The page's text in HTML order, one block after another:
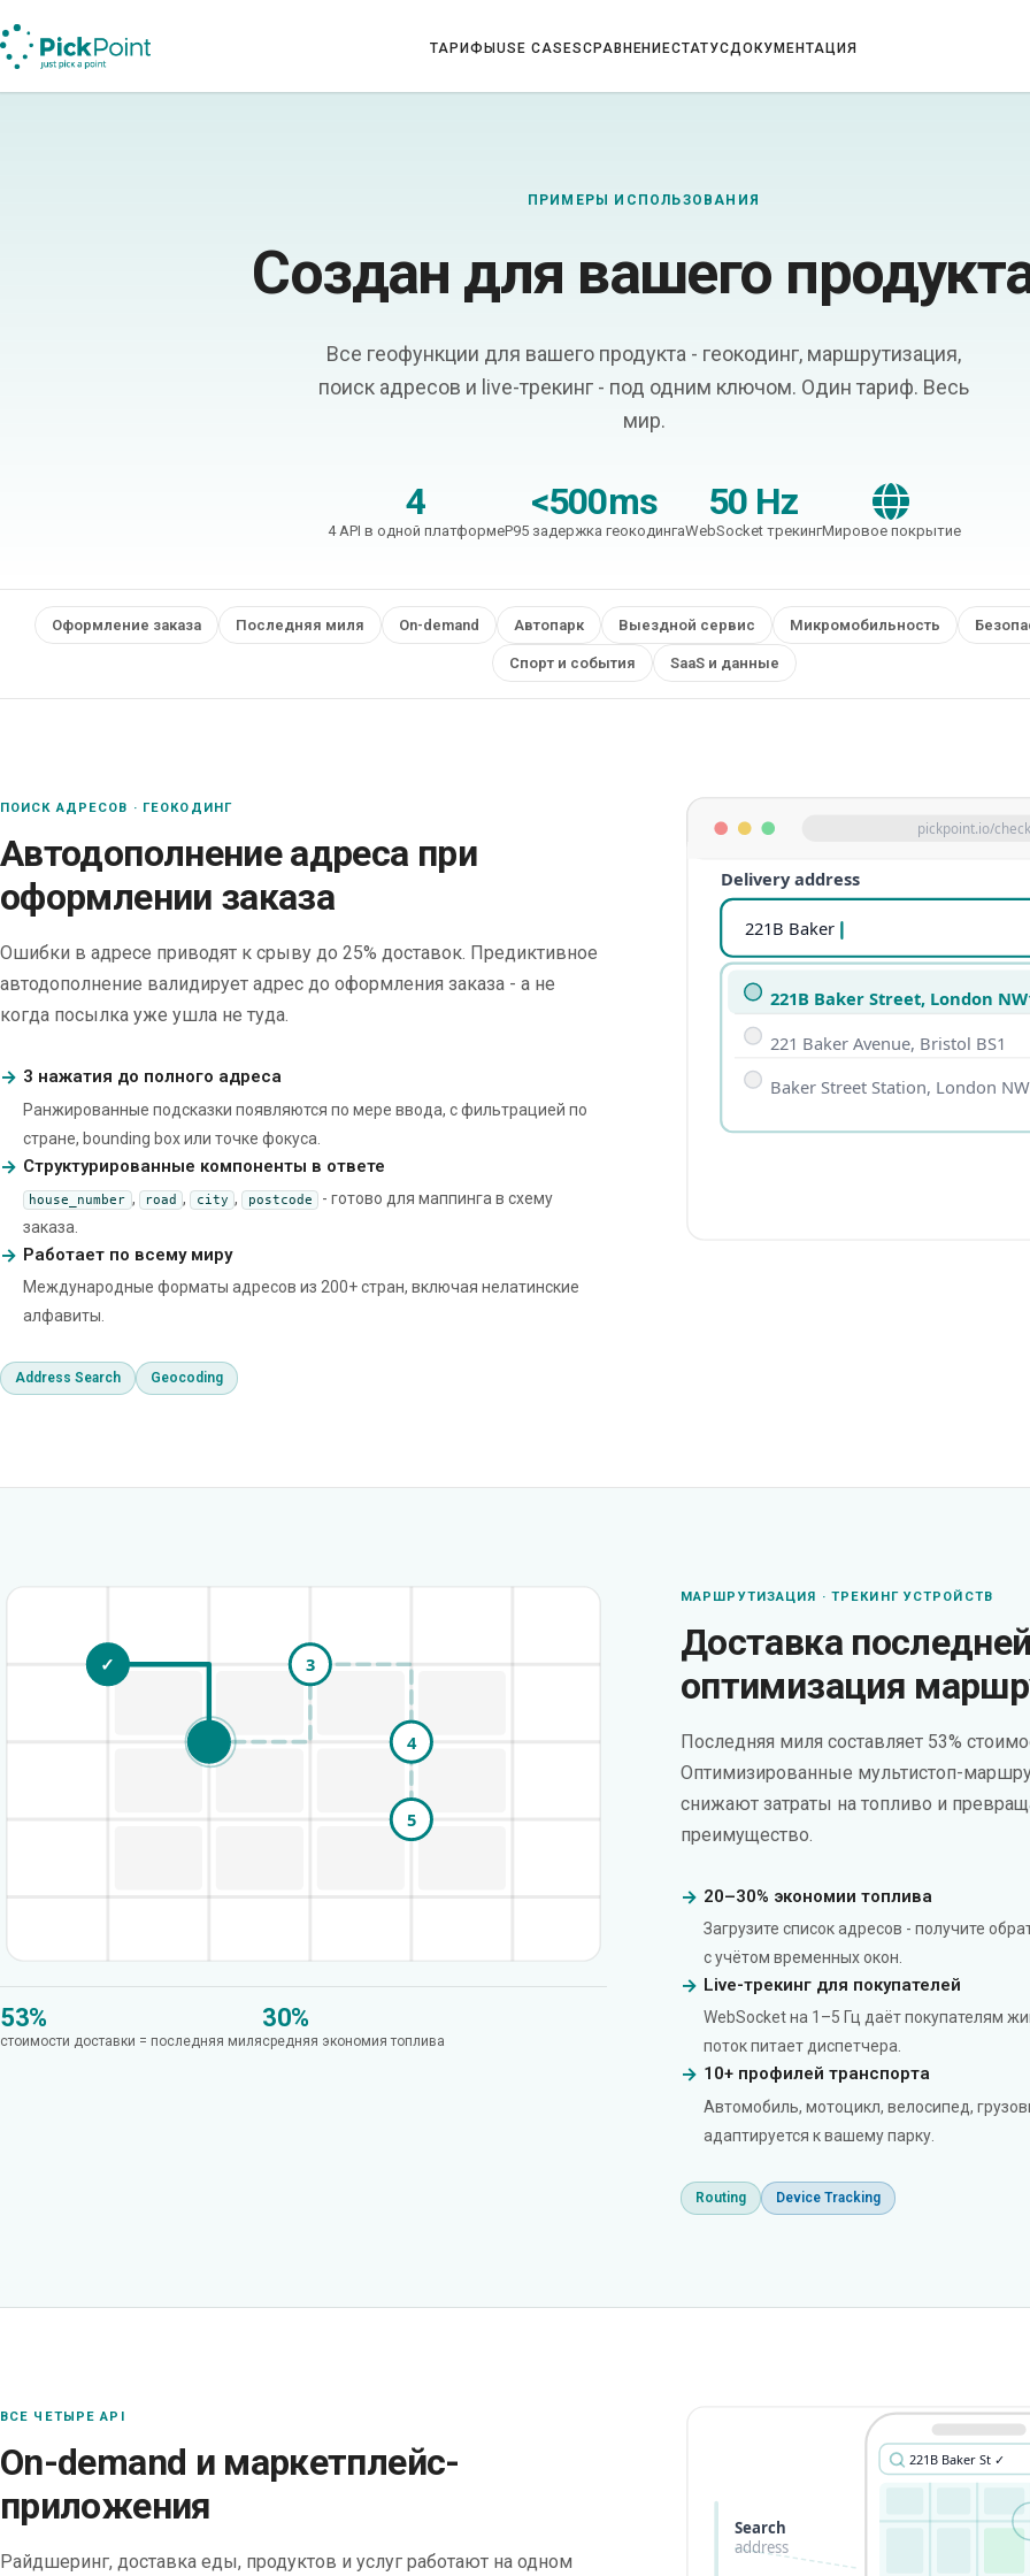
ТАРИФЫUSE CASESСРАВНЕНИЕСТАТУСДОКУМЕНТАЦИЯ
ПРИМЕРЫ ИСПОЛЬЗОВАНИЯ
Создан для вашего
Все геофункции для вашего продукта - геокодинг, маршрутизация,
поиск адресов и live-трекинг - под одним ключом. Один тариф. Весь
мир.
4
4 API в одной платформе
<500ms
P95 задержка геокодинга
50 Hz
WebSocket трекингМировое покрытие
Оформление заказа Последняя миля On-demand Автопарк Выездной сервис Микромобильность
Спорт и события SaaS и данные
ПОИСК АДРЕСОВ · ГЕОКОДИНГ
Автодополнение адреса при
оформлении заказа
Ошибки в адресе приводят к срыву до 25% доставок. Предиктивное
автодополнение валидирует адрес до оформления заказа - а не
когда посылка уже ушла не туда.
3 нажатия до полного адреса
Ранжированные подсказки появляются по мере ввода, с фильтрацией по
стране, bounding box или точке фокуса.
Структурированные компоненты в ответе
house_number , road , city , postcode - готово для маппинга в схему
заказа.
Работает по всему миру
Международные форматы адресов из 200+ стран, включая нелатинские
алфавиты.
Address Search Geocoding
pickpoint.io/
Delivery address
221B Baker St
221B Baker Street, London
221 Baker Avenue, Bristol BS1
Baker Street Station, London
МАРШРУТИЗАЦИЯ · ТРЕКИНГ УСТРОЙСТВ
Доставка
оптимизация
Последняя миля составляет 53%
Оптимизированные мультистоп-
снижают затраты на топливо и
преимущество.
20–30% экономии топлива
Загрузите список адресов - получите
с учётом временных окон.
Live-трекинг для покупателей
WebSocket на 1–5 Гц даёт покупателям
поток питает диспетчера.
10+ профилей транспорта
Автомобиль, мотоцикл, велосипед,
адаптируется к вашему парку.
Routing Device Tracking
1
✓ 3
4
5
🚚
53%
стоимости доставки = последняя миля
30%
средняя экономия топлива
ВСЕ ЧЕТЫРЕ API
On-demand и маркетплейс-
приложения
Райдшеринг, доставка еды, продуктов и услуг работают на одном
221B Baker St ✓
Search
address